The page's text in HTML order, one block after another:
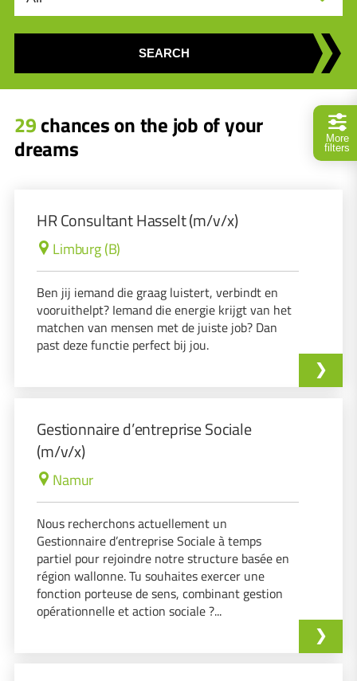
SEARCH
More
filters
29chances on the job of your
dreams
HR Consultant Hasselt (m/v/x)
Limburg (B)
Ben jij iemand die graag luistert, verbindt en
vooruithelpt? Iemand die energie krijgt van het
matchen van mensen met de juiste job? Dan
past deze functie perfect bij jou.
Gestionnaire d’entreprise Sociale
(m/v/x)
Namur
Nous recherchons actuellement un
Gestionnaire d’entreprise Sociale à temps
partiel pour rejoindre notre structure basée en
région wallonne. Tu souhaites exercer une
fonction porteuse de sens, combinant gestion
opérationnelle et action sociale ?...